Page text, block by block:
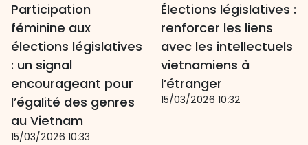
Participation
féminine aux
élections législatives
: un signal
encourageant pour
l’égalité des genres
au Vietnam
15/03/2026 10:33
Élections législatives :
renforcer les liens
avec les intellectuels
vietnamiens à
l’étranger
15/03/2026 10:32